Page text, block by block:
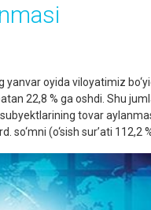
yanvar oyida viloyatimiz
22,8 % ga oshdi. Shu
tovar
(o‘sish sur’ati 112,2